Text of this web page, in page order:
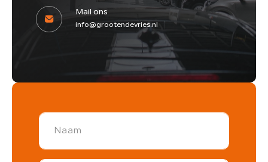
Mail ons
info@grootendevries.nl